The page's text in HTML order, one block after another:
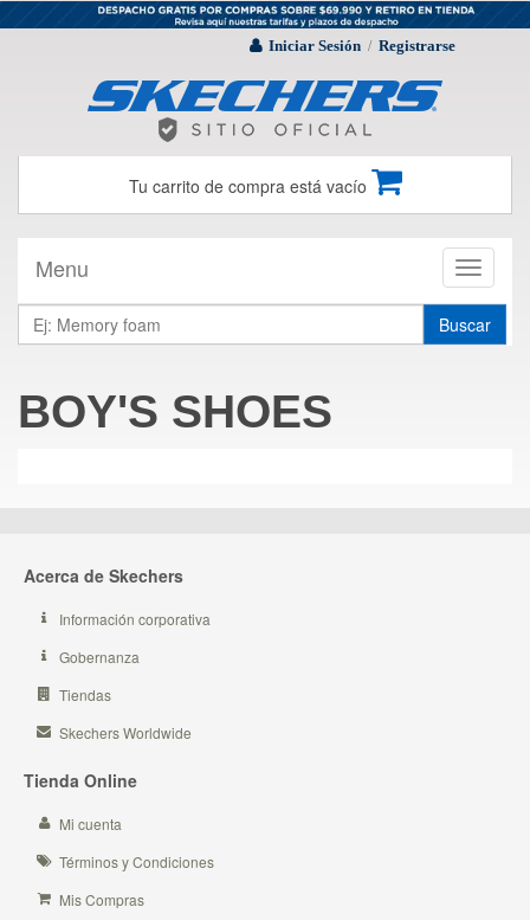
Iniciar Sesión / Registrarse
Tu carrito de compra está vacío
Toggle
Menu
Buscar
BOY'S SHOES
Acerca de Skechers
Información corporativa
Gobernanza
Tiendas
Skechers Worldwide
Tienda Online
Mi cuenta
Términos y Condiciones
Mis Compras